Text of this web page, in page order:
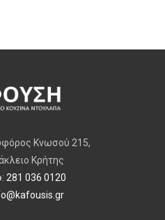
Κνωσού 215,
Κρήτης
: 281 036 0120